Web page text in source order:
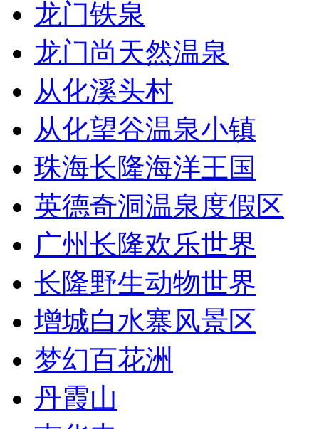
龙门铁泉
龙门尚天然温泉
从化溪头村
从化望谷温泉小镇
珠海长隆海洋王国
英德奇洞温泉度假区
广州长隆欢乐世界
长隆野生动物世界
增城白水寨风景区
梦幻百花洲
丹霞山